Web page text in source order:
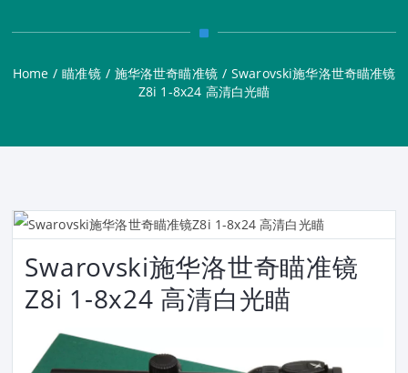
Home / 瞄准镜 / 施华洛世奇瞄准镜 / Swarovski施华洛世奇瞄准镜
Z8i 1-8x24 高清白光瞄
Swarovski施华洛世奇瞄准镜
Z8i 1-8x24 高清白光瞄